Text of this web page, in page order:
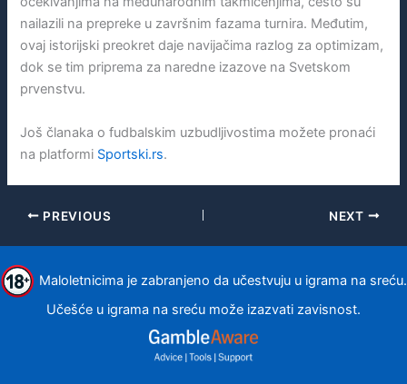
nailazili na prepreke u završnim fazama turnira. Međutim,
ovaj istorijski preokret daje navijačima razlog za optimizam,
dok se tim priprema za naredne izazove na Svetskom
prvenstvu.
Još članaka o fudbalskim uzbudljivostima možete pronaći
na platformi Sportski.rs.
PREVIOUS NEXT
Maloletnicima je zabranjeno da učestvuju u igrama na sreću.
Učešće u igrama na sreću može izazvati zavisnost.